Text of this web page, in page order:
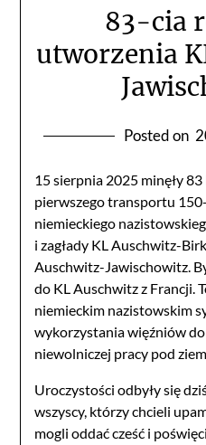
83-cia
utworzenia
Posted on
15 sierpnia 2025 minęły
pierwszego transportu
niemieckiego
i zagłady KL Auschwitz-
Auschwitz-Jawischowitz.
do KL Auschwitz z Francji.
niemieckim nazistowskim
wykorzystania więźniów
niewolniczej pracy pod
Uroczystości odbyły się
wszyscy, którzy chcieli
mogli oddać cześć i